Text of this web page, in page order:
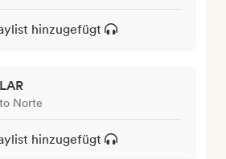
hinzugefügt
Norte
hinzugefügt